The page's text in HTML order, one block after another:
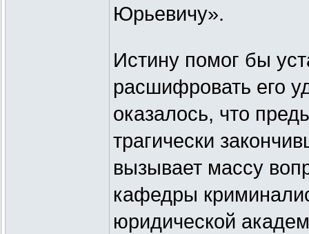
Юрьевичу».
Истину помог бы
расшифровать его
оказалось, что
трагически
вызывает массу
кафедры
юридической